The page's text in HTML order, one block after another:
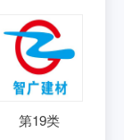
第19类